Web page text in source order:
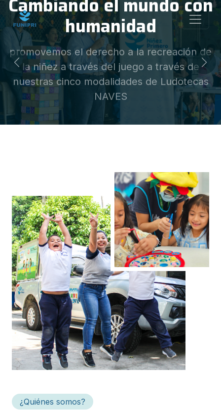
Cambiando el mundo con
humanidad
promovemos el derecho a la recreación de
la niñez a través del juego a través de
nuestras cinco modalidades de Ludotecas
NAVES
Previous Next
¿Quiénes somos?